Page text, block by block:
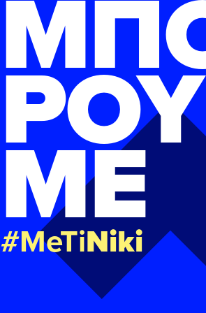
ΡΟΥ
ΜΕ
#MeTiNiki